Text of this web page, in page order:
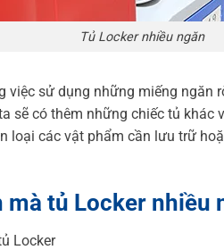
Tủ Locker nhiều ngăn
việc sử dụng những miếng ngăn
sẽ có thêm những chiếc tủ
loại các vật phẩm cần lưu trữ
tủ Locker nhiều
Locker